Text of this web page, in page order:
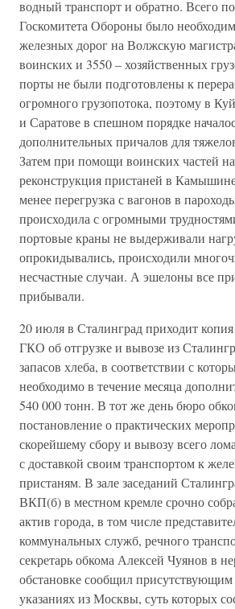
водный транспорт и обратно. Всего
Госкомитета Обороны было
железных дорог на Волжскую
воинских и 3550 – хозяйственных
порты не были подготовлены к
огромного грузопотока, поэтому в
и Саратове в спешном порядке
дополнительных причалов для
Затем при помощи воинских частей
реконструкция пристаней в
менее перегрузка с вагонов в
происходила с огромными
портовые краны не выдерживали
опрокидывались, происходили
несчастные случаи. А эшелоны все
прибывали.
20 июля в Сталинград приходит
ГКО об отгрузке и вывозе из
запасов хлеба, в соответствии с
необходимо в течение месяца
540 000 тонн. В тот же день бюро
постановление о практических
скорейшему сбору и вывозу всего
с доставкой своим транспортом к
пристаням. В зале заседаний
ВКП(б) в местном кремле срочно
актив города, в том числе
коммунальных служб, речного
секретарь обкома Алексей Чуянов в
обстановке сообщил
указаниях из Москвы, суть которых